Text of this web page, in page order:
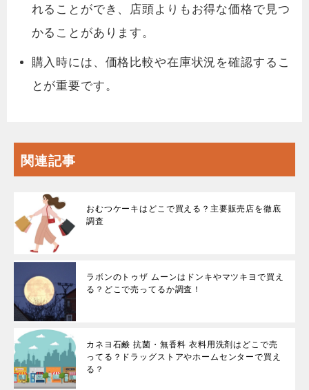
れることができ、店頭よりもお得な価格で見つ
かることがあります。
購入時には、価格比較や在庫状況を確認するこ
とが重要です。
関連記事
おむつケーキはどこで買える？主要販売店を徹底
調査
ラボンのトゥザ ムーンはドンキやマツキヨで買え
る？どこで売ってるか調査！
カネヨ石鹸 抗菌・無香料 衣料用洗剤はどこで売
ってる？ドラッグストアやホームセンターで買え
る？